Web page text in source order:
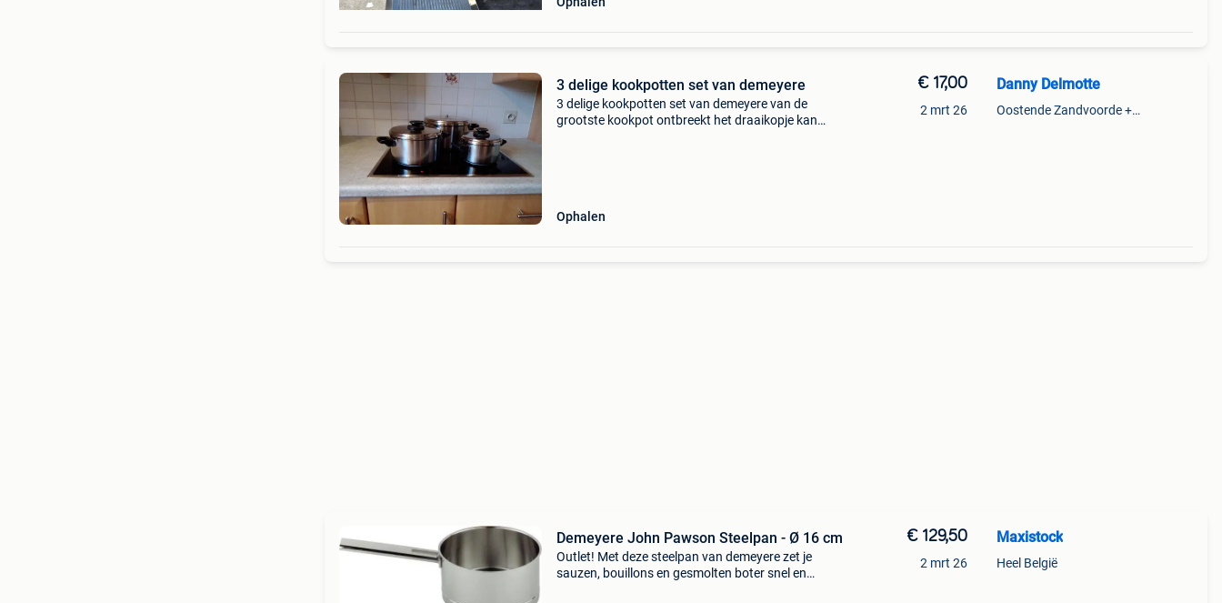
3 delige kookpotten set van demeyere
3 delige kookpotten set van demeyere van de
grootste kookpot ontbreekt het draaikopje kan
Ophalen
€ 17,00
2 mrt 26
Danny Delmotte
Oostende Zandvoorde +Oostende
Demeyere John Pawson Steelpan - Ø 16 cm
Outlet! Met deze steelpan van demeyere zet je
sauzen, bouillons en gesmolten boter snel en
€ 129,50
2 mrt 26
Maxistock
Heel België